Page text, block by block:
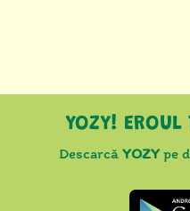
YOZY!
Descarcă YOZYpe